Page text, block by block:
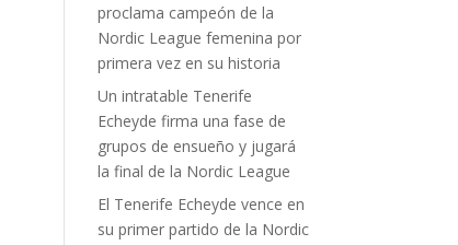
proclama campeón de la
Nordic League femenina por
primera vez en su historia
Un intratable Tenerife
Echeyde firma una fase de
grupos de ensueño y jugará
la final de la Nordic League
El Tenerife Echeyde vence en
su primer partido de la Nordic